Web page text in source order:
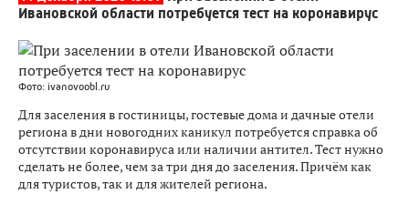
Ивановской области потребуется тест на коронавирус
Фото: ivanovoobl.ru
Для заселения в гостиницы, гостевые дома и дачные отели
региона в дни новогодних каникул потребуется справка об
отсутствии коронавируса или наличии антител. Тест нужно
сделать не более, чем за три дня до заселения. Причём как
для туристов, так и для жителей региона.